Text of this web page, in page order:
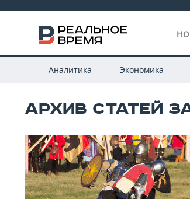
Аналитика Экономика
АРХИВ СТАТЕЙ